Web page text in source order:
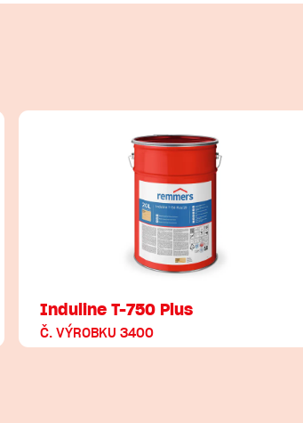
Induline T-750 Plus
Č. VÝROBKU 3400